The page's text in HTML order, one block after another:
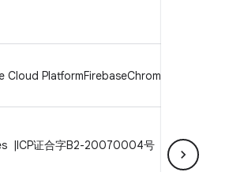
Chrome
Firebase
Cloud Platform
دستورالعمل‌های نمانام ICP证合字B2-20070004号